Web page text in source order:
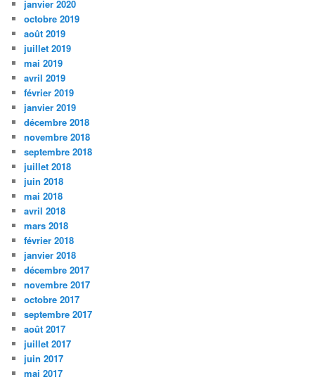
janvier 2020
octobre 2019
août 2019
juillet 2019
mai 2019
avril 2019
février 2019
janvier 2019
décembre 2018
novembre 2018
septembre 2018
juillet 2018
juin 2018
mai 2018
avril 2018
mars 2018
février 2018
janvier 2018
décembre 2017
novembre 2017
octobre 2017
septembre 2017
août 2017
juillet 2017
juin 2017
mai 2017